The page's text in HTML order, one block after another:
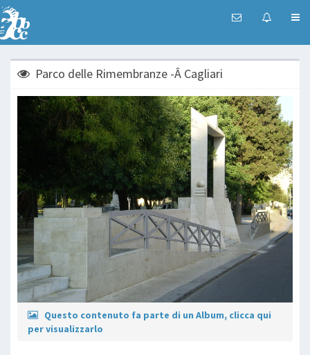
Parco delle Rimembranze -Â Cagliari
Questo contenuto fa parte di un Album, clicca qui
per visualizzarlo